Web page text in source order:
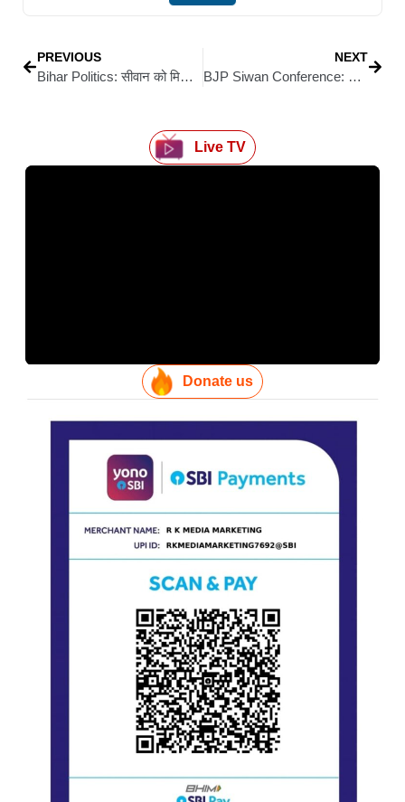
PREVIOUS
Bihar Politics: सीवान को मिली बड़ी सौगात: जल्द खुलेगी चीनी मिल, डीएम को जमीन चिन्हित करने का निर्देश
NEXT
BJP Siwan Conference: सीवान में विकसित भारत संकल्प सम्मेलन आज, भाजपा कार्यालय में तैयारियों को अंतिम रूप
Live TV
Donate us